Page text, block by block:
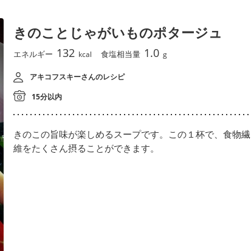
きのことじゃがいものポタージュ
エネルギー 132 kcal 食塩相当量 1.0 g
アキコフスキーさんのレシピ
15分以内
きのこの旨味が楽しめるスープです。この１杯で、食物繊
維をたくさん摂ることができます。